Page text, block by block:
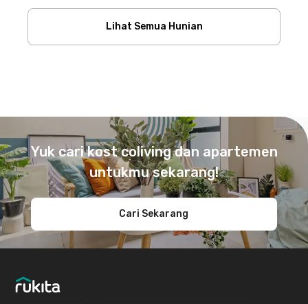
Lihat Semua Hunian
Yuk cari kost coliving dan apartemen
untukmu sekarang!
Cari Sekarang